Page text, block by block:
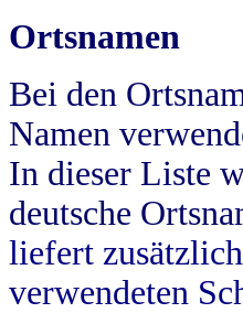
Ortsnamen
Bei den
Namen
In dieser Liste
deutsche
liefert
verwendeten